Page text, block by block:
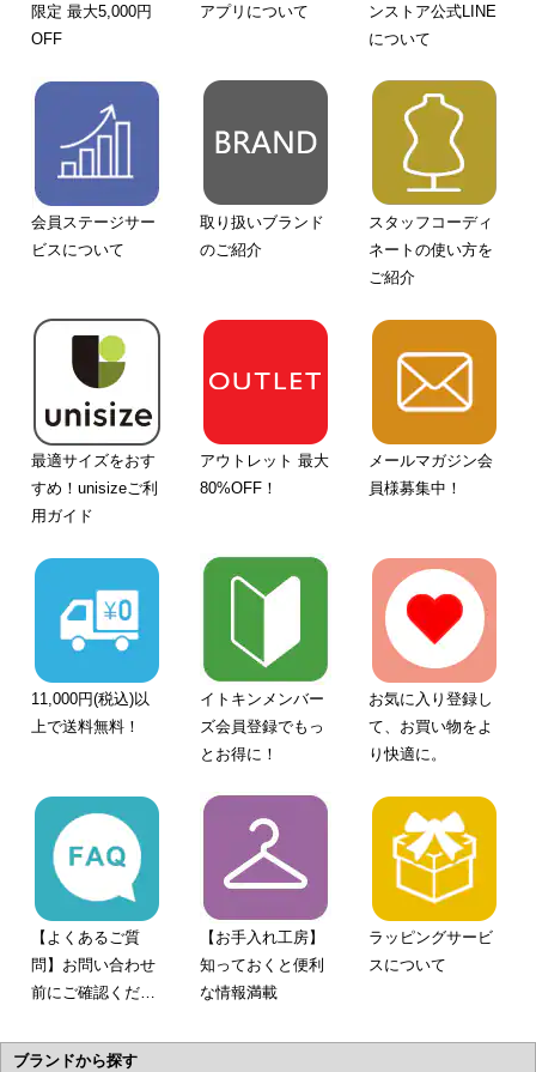
限定 最大5,000円
OFF
アプリについて
ンストア公式LINE
について
会員ステージサー
ビスについて
取り扱いブランド
のご紹介
スタッフコーディ
ネートの使い方を
ご紹介
最適サイズをおす
すめ！unisizeご利
用ガイド
アウトレット 最大
80%OFF！
メールマガジン会
員様募集中！
11,000円(税込)以
上で送料無料！
イトキンメンバー
ズ会員登録でもっ
とお得に！
お気に入り登録し
て、お買い物をよ
り快適に。
【よくあるご質
問】お問い合わせ
前にご確認くださ
【お手入れ工房】
知っておくと便利
な情報満載
ラッピングサービ
スについて
ブランドから探す